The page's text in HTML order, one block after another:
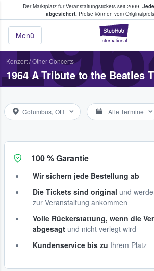
Der Marktplatz für Veranstaltungstickets seit 2009.
abgesichert.Preise können vom
Menü
Tickets kaufen &
Konzert/Other Concerts
1964 A Tribute to the Beatles
Columbus, OH Alle Termine
100 % Garantie
Wir sichern jede Bestellung ab
Die Tickets sind original und
zur Veranstaltung ankommen
Volle Rückerstattung, wenn die
abgesagt und nicht verlegt wird
Kundenservice bis zu Ihrem Platz